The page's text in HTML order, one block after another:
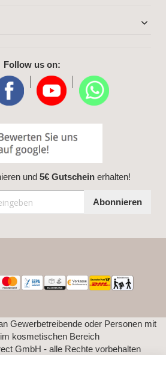
Follow us on:
und 5€ Gutschein erhalten!
Abonnieren
Gewerbetreibende oder Personen mit
kosmetischen Bereich
GmbH - alle Rechte vorbehalten